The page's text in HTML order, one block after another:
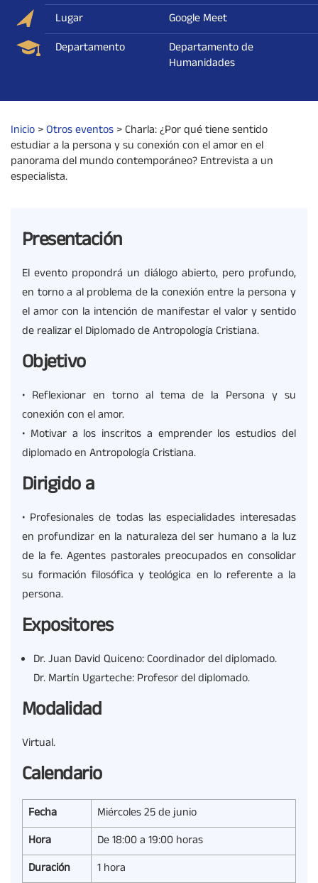
Lugar
Google Meet
Departamento
Departamento de
Humanidades
Inicio>Otros eventos>Charla: ¿Por qué tiene sentido
estudiar a la persona y su conexión con el amor en el
panorama del mundo contemporáneo? Entrevista a un
especialista.
Presentación
El evento propondrá un diálogo abierto, pero profundo,
en torno a al problema de la conexión entre la persona y
el amor con la intención de manifestar el valor y sentido
de realizar el Diplomado de Antropología Cristiana.
Objetivo
• Reflexionar en torno al tema de la Persona y su
conexión con el amor.
• Motivar a los inscritos a emprender los estudios del
diplomado en Antropología Cristiana.
Dirigido a
• Profesionales de todas las especialidades interesadas
en profundizar en la naturaleza del ser humano a la luz
de la fe. Agentes pastorales preocupados en consolidar
su formación filosófica y teológica en lo referente a la
persona.
Expositores
Dr. Juan David Quiceno: Coordinador del diplomado.
Dr. Martín Ugarteche: Profesor del diplomado.
Modalidad
Virtual.
Calendario
Fecha
Miércoles 25 de junio
Hora
De 18:00 a 19:00 horas
Duración
1 hora